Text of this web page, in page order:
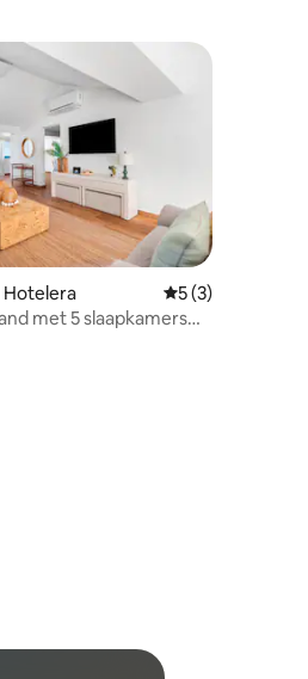
5 uit 5, 14 recensies
Hotelera Gemiddelde
5 (3)
met 5 slaapkamers